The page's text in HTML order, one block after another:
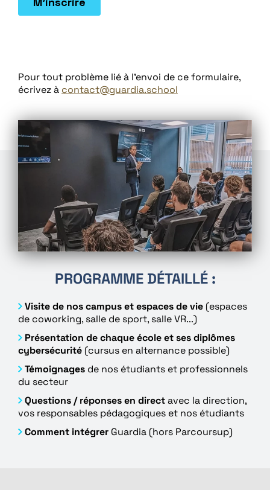
PROGRAMME DÉTAILLÉ :
Visite de nos campus et espaces de vie(espaces
de coworking, salle de sport, salle VR...)
Présentation de chaque école et ses diplômes
cybersécurité (cursus en alternance possible)
Témoignagesde nos étudiants et professionnels
du secteur
Questions / réponses en directavec la direction,
vos responsables pédagogiques et nos étudiants
Comment intégrerGuardia (hors Parcoursup)
Pour tout problème lié à l'envoi de ce formulaire,
écrivez à contact@guardia.school